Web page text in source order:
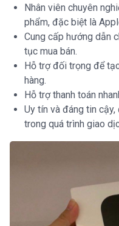
Nhân viên chuyên
phẩm, đặc biệt là
Cung cấp hướng dẫn
tục mua bán.
Hỗ trợ đối trọng để
hàng.
Hỗ trợ thanh toán
Uy tín và đáng tin
trong quá trình giao